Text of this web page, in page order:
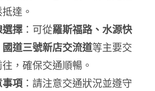
達。
選擇 ：可從羅斯福路、水源快
道三號新店交流道等主要交
，確保交通順暢。
事項 ：請注意交通狀況並遵守